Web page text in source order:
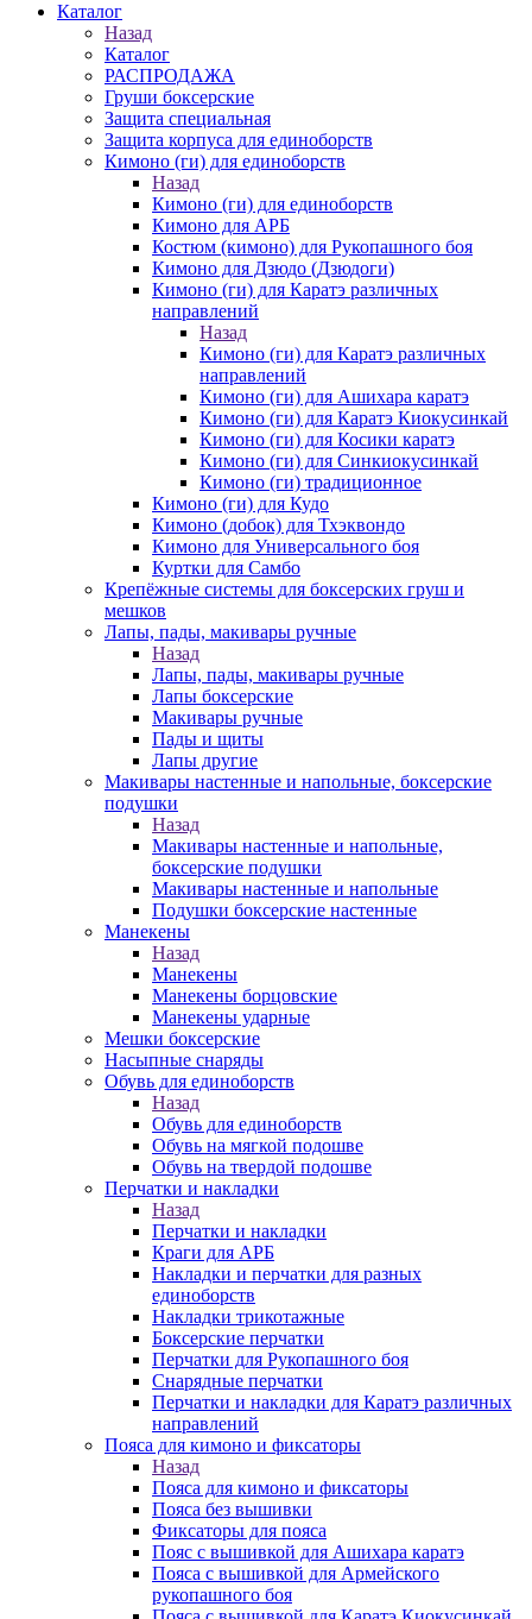
Каталог
Назад
Каталог
РАСПРОДАЖА
Груши боксерские
Защита специальная
Защита корпуса для единоборств
Кимоно (ги) для единоборств
Назад
Кимоно (ги) для единоборств
Кимоно для АРБ
Костюм (кимоно) для Рукопашного боя
Кимоно для Дзюдо (Дзюдоги)
Кимоно (ги) для Каратэ различных
направлений
Назад
Кимоно (ги) для Каратэ различных
направлений
Кимоно (ги) для Ашихара каратэ
Кимоно (ги) для Каратэ Киокусинкай
Кимоно (ги) для Косики каратэ
Кимоно (ги) для Синкиокусинкай
Кимоно (ги) традиционное
Кимоно (ги) для Кудо
Кимоно (добок) для Тхэквондо
Кимоно для Универсального боя
Куртки для Самбо
Крепёжные системы для боксерских груш и
мешков
Лапы, пады, макивары ручные
Назад
Лапы, пады, макивары ручные
Лапы боксерские
Макивары ручные
Пады и щиты
Лапы другие
Макивары настенные и напольные, боксерские
подушки
Назад
Макивары настенные и напольные,
боксерские подушки
Макивары настенные и напольные
Подушки боксерские настенные
Манекены
Назад
Манекены
Манекены борцовские
Манекены ударные
Мешки боксерские
Насыпные снаряды
Обувь для единоборств
Назад
Обувь для единоборств
Обувь на мягкой подошве
Обувь на твердой подошве
Перчатки и накладки
Назад
Перчатки и накладки
Краги для АРБ
Накладки и перчатки для разных
единоборств
Накладки трикотажные
Боксерские перчатки
Перчатки для Рукопашного боя
Снарядные перчатки
Перчатки и накладки для Каратэ различных
направлений
Пояса для кимоно и фиксаторы
Назад
Пояса для кимоно и фиксаторы
Пояса без вышивки
Фиксаторы для пояса
Пояс с вышивкой для Ашихара каратэ
Пояса с вышивкой для Армейского
рукопашного боя